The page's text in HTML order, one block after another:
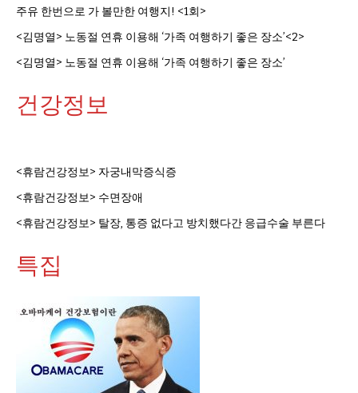
주유 한번으로 가 볼만한 여행지! <1회>
<김명열> 노동절 연휴 이용해 ‘가족 여행하기 좋은 장소’<2>
<김명열> 노동절 연휴 이용해 ‘가족 여행하기 좋은 장소’
건강정보
<휴람건강정보> 자궁내막증식증
<휴람건강정보> 수면장애
<휴람건강정보> 탈장, 통증 없다고 방치했다간 응급수술 부른다
특집